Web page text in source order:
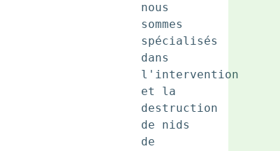
nous
sommes
spécialisés
dans
l'intervention
et la
destruction
de nids
de